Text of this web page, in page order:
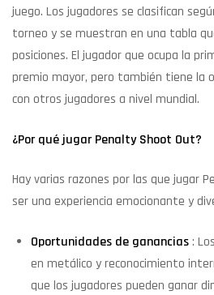
juego. Los jugadores se clasifican
torneo y se muestran en una tabla
posiciones. El jugador que ocupa la
premio mayor, pero también tiene la
con otros jugadores a nivel mundial.
¿Por qué jugar Penalty Shoot Out?
Hay varias razones por las que jugar
ser una experiencia emocionante y
Oportunidades de ganancias:
en metálico y reconocimiento
que los jugadores pueden ganar